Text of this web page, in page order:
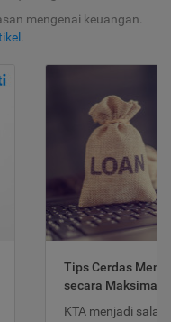
mengenai keuangan.
.
Tips Cerdas
secara Maksimal
KTA menjadi